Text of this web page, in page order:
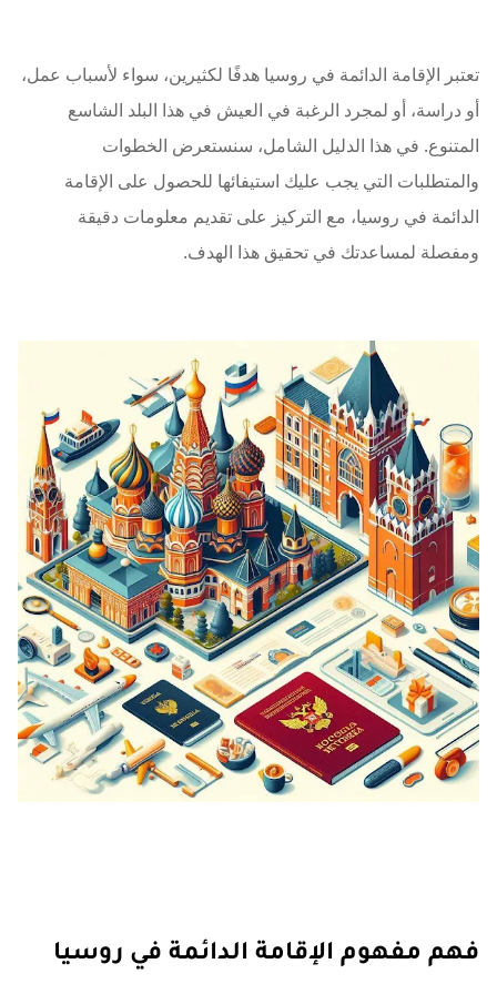
تعتبر الإقامة الدائمة في روسيا هدفًا لكثيرين، سواء لأسباب عمل،
أو دراسة، أو لمجرد الرغبة في العيش في هذا البلد الشاسع
المتنوع. في هذا الدليل الشامل، سنستعرض الخطوات
والمتطلبات التي يجب عليك استيفائها للحصول على الإقامة
الدائمة في روسيا، مع التركيز على تقديم معلومات دقيقة
ومفصلة لمساعدتك في تحقيق هذا الهدف.
فهم مفهوم الإقامة الدائمة في روسيا